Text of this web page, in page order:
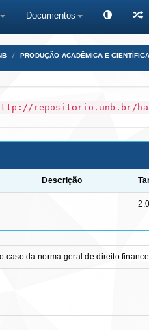
Documentos
PRODUÇÃO ACADÊMICA E CIENTÍFICA
repositorio.unb.br/
Descrição
da norma geral de direito